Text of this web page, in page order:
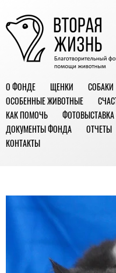
О ФОНДЕ ЩЕНКИ СОБАКИ
ОСОБЕННЫЕ ЖИВОТНЫЕ
КАК ПОМОЧЬ
ФОТОВЫСТАВКА
ДОКУМЕНТЫ ФОНДА
ОТЧЕТЫ
КОНТАКТЫ